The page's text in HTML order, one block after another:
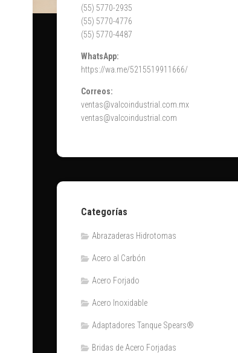
(55) 5770-2935
(55) 5770-4776
(55) 5770-4487
WhatsApp:
https://wa.me/5215519911666/
Correos:
ventas@valcoindustrial.com.mx
ventas@valcoindustrial.com
Categorías
Abrazaderas Hidrotomas
Acero al Carbón
Acero Forjado
Acero Inoxidable
Adaptadores Tanque Spears®
Bridas de Acero Forjadas